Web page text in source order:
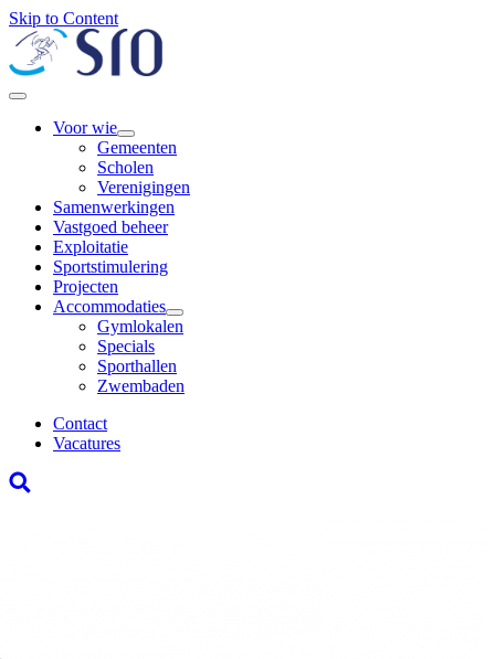
Skip to Content
Voor wie
Gemeenten
Scholen
Verenigingen
Samenwerkingen
Vastgoed beheer
Exploitatie
Sportstimulering
Projecten
Accommodaties
Gymlokalen
Specials
Sporthallen
Zwembaden
Contact
Vacatures